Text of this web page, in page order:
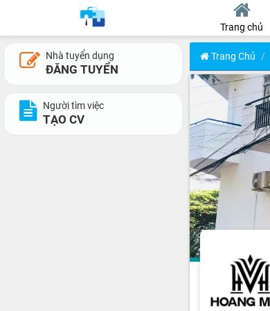
Trang chủ
Nhà tuyển dụng
ĐĂNG TUYỂN
Người tìm việc
TẠO CV
Trang Chủ